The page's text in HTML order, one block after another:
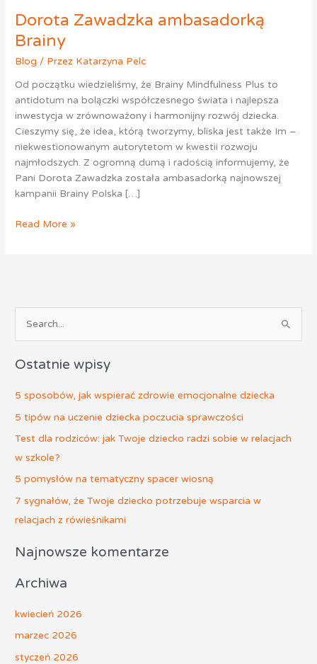
Dorota Zawadzka ambasadorką
Brainy
Blog / Przez Katarzyna Pelc
Od początku wiedzieliśmy, że Brainy Mindfulness Plus to
antidotum na bolączki współczesnego świata i najlepsza
inwestycja w zrównoważony i harmonijny rozwój dziecka.
Cieszymy się, że idea, którą tworzymy, bliska jest także Im –
niekwestionowanym autorytetom w kwestii rozwoju
najmłodszych. Z ogromną dumą i radością informujemy, że
Pani Dorota Zawadzka została ambasadorką najnowszej
kampanii Brainy Polska […]
Read More »
u
j
d
l
a
:
Ostatnie wpisy
5 sposobów, jak wspierać zdrowie emocjonalne dziecka
5 tipów na uczenie dziecka poczucia sprawczości
Test dla rodziców: jak Twoje dziecko radzi sobie w relacjach
w szkole?
5 pomysłów na tematyczny spacer wiosną
7 sygnałów, że Twoje dziecko potrzebuje wsparcia w
relacjach z rówieśnikami
Najnowsze komentarze
Archiwa
kwiecień 2026
marzec 2026
styczeń 2026